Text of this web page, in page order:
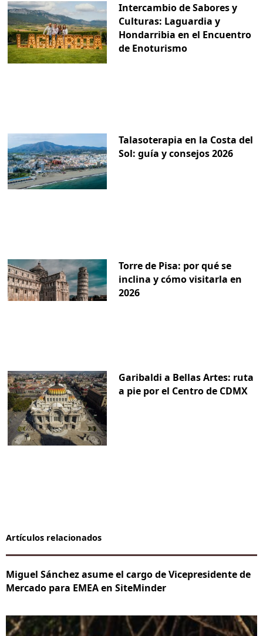
Intercambio de Sabores y
Culturas: Laguardia y
Hondarribia en el Encuentro
de Enoturismo
Talasoterapia en la Costa del
Sol: guía y consejos 2026
Torre de Pisa: por qué se
inclina y cómo visitarla en
2026
Garibaldi a Bellas Artes: ruta
a pie por el Centro de CDMX
Artículos relacionados
Miguel Sánchez asume el cargo de Vicepresidente de
Mercado para EMEA en SiteMinder